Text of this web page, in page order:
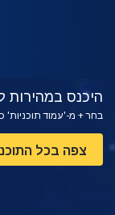
היכנס במהירות
בחר + מ-'עמוד תוכניות'
צפה בכל